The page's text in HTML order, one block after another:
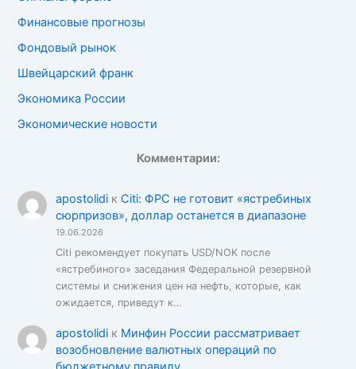
Финансовые прогнозы
Фондовый рынок
Швейцарский франк
Экономика России
Экономические новости
Комментарии:
apostolidiк Citi: ФРС не готовит «ястребиных
сюрпризов», доллар останется в диапазоне
19.06.2026
Citi рекомендует покупать USD/NOK после
«ястребиного» заседания Федеральной резервной
системы и снижения цен на нефть, которые, как
ожидается, приведут к…
apostolidiк Минфин России рассматривает
возобновление валютных операций по